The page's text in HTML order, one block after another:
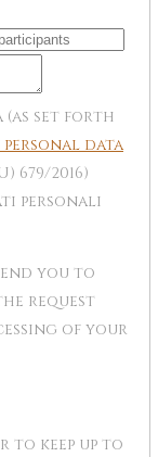
(as set forth
data
679/2016)
personali
you to
request
of your
to keep up to